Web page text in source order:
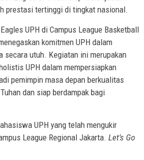
prestasi tertinggi di tingkat nasional.
UPH di Campus League Basketball
komitmen UPH dalam
secara utuh. Kegiatan ini merupakan
UPH dalam mempersiapkan
pemimpin masa depan berkualitas
dan siap berdampak bagi
UPH yang telah mengukir
League Regional Jakarta. Let’s Go